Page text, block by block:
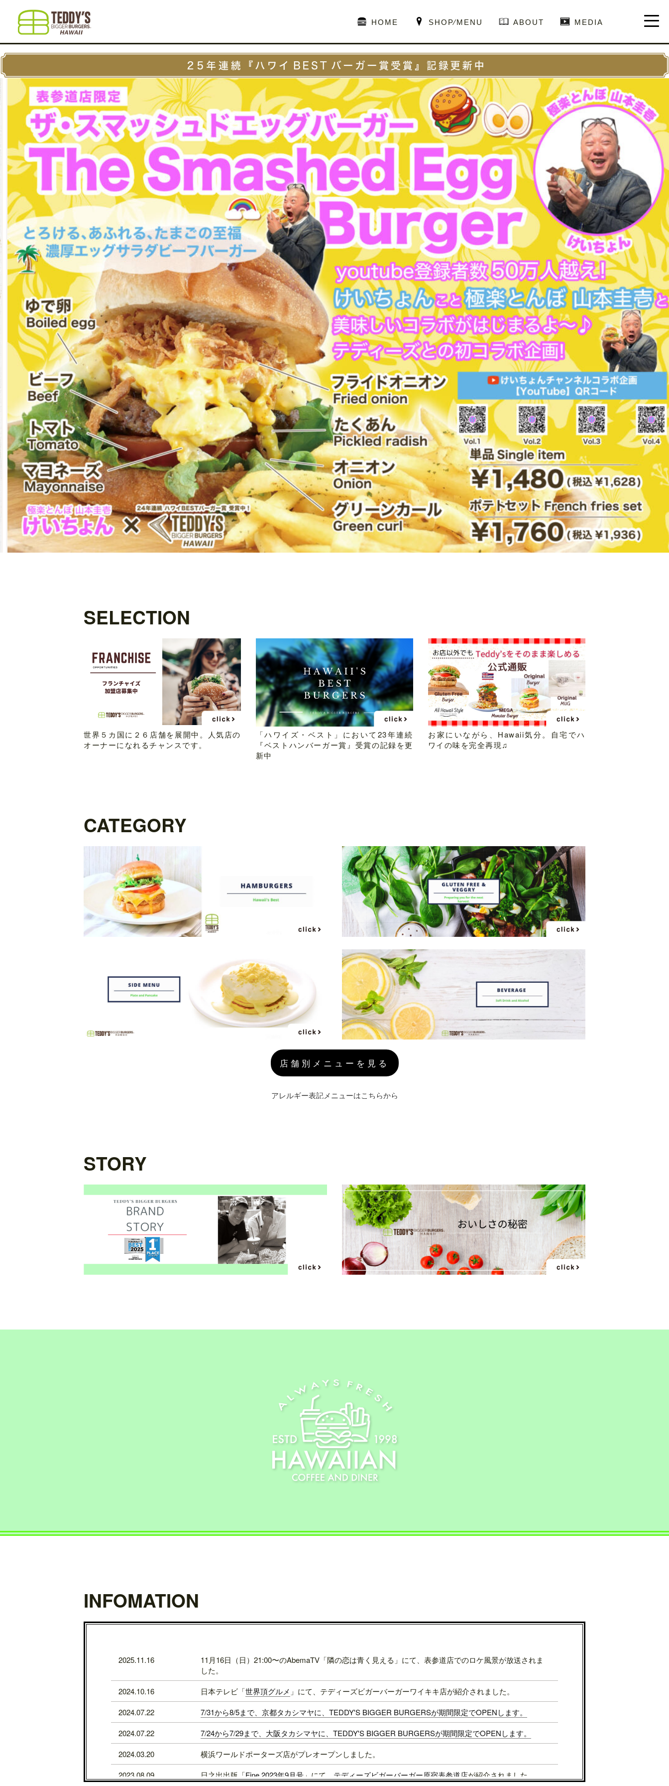
HOME SHOP⁄MENU ABOUT MEDIA
SELECTION
世界５カ国に２６店舗を展開中。人気店の
オーナーになれるチャンスです。
「ハワイズ・ベスト」において23年連続
『ベストハンバーガー賞』受賞の記録を更
新中
お家にいながら、Hawaii気分。自宅でハ
ワイの味を完全再現♫
CATEGORY
店舗別メニューを見る
アレルギー表記メニューはこちらから
STORY
INFOMATION
2025.11.16
11月16日（日）21:00〜のAbemaTV「隣の恋は青く見える」にて、表参道店でのロケ風景が放送されま
した。
2024.10.16
日本テレビ「世界頂グルメ 」にて、テディーズビガーバーガーワイキキ店が紹介されました。
2024.07.22
7/31から8/5まで、京都タカシマヤに、TEDDY'S BIGGER BURGERSが期間限定でOPENします。
2024.07.22
7/24から7/29まで、大阪タカシマヤに、TEDDY'S BIGGER BURGERSが期間限定でOPENします。
2024.03.20
横浜ワールドポーターズ店がプレオープンしました。
2023.08.09
日之出出版「Fine 2023年9月号 」にて、 テディーズビガーバーガー原宿表参道店が紹介されました。